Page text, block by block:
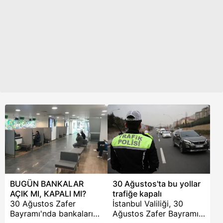
İşte detaylar...
BUGÜN BANKALAR
AÇIK MI, KAPALI MI?
30 Ağustos Zafer
Bayramı'nda bankaların
30 Ağustos'ta bu yollar
trafiğe kapalı
İstanbul Valiliği, 30
Ağustos Zafer Bayramı